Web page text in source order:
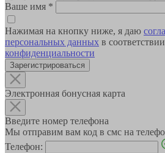
Ваше имя *
Нажимая на кнопку ниже, я даю
персональных данных в
конфиденциальности
Зарегистрироваться
Электронная бонусная карта
Введите номер телефона
Мы отправим вам код в смс на
Телефон: